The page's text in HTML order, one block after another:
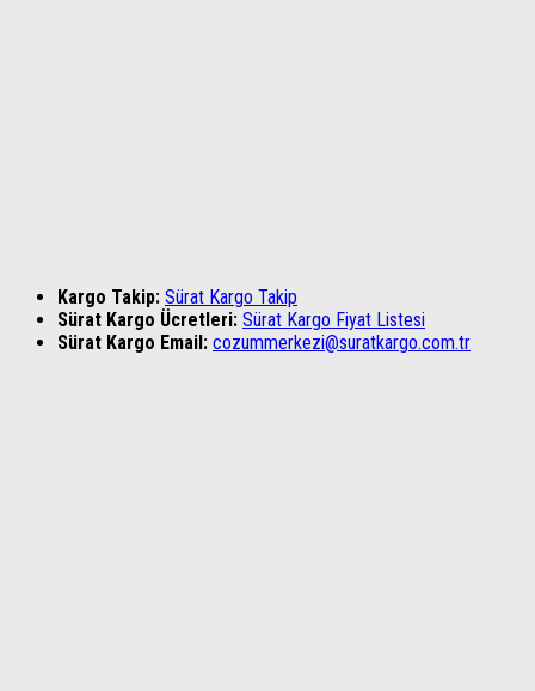
Kargo Takip: Sürat Kargo Takip
Sürat Kargo Ücretleri: Sürat Kargo Fiyat Listesi
Sürat Kargo Email: cozummerkezi@suratkargo.com.tr